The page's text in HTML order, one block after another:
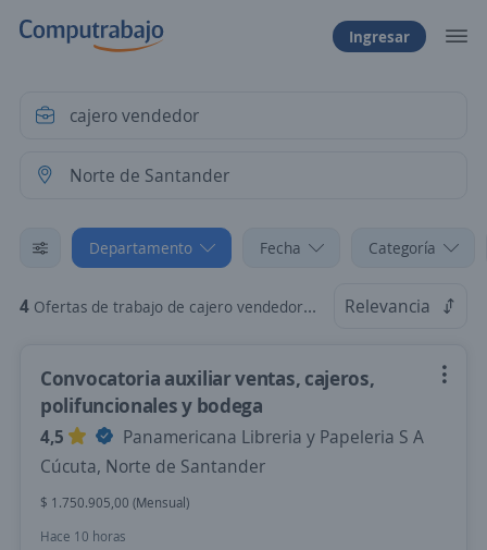
Ingresar
Departamento Fecha Categoría
4 Ofertas de trabajo de cajero vendedor en Norte de Santander Relevancia
Convocatoria auxiliar ventas, cajeros,
polifuncionales y bodega
4,5
Panamericana Libreria y Papeleria S A
Cúcuta, Norte de Santander
$ 1.750.905,00 (Mensual)
Hace 10 horas